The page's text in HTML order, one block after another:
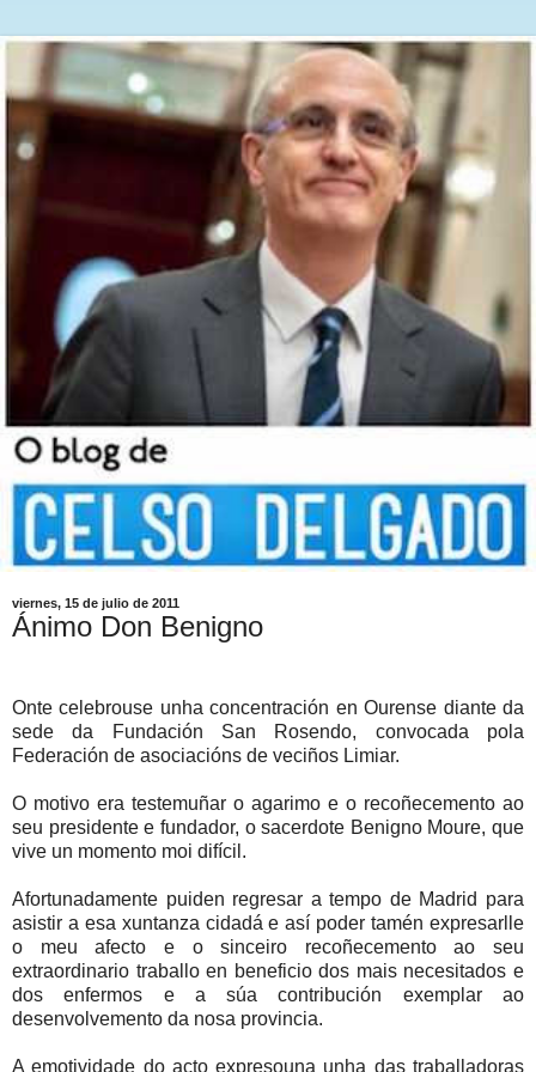
viernes, 15 de julio de 2011
Ánimo Don Benigno
Onte celebrouse unha concentración en Ourense diante da
sede da Fundación San Rosendo, convocada pola
Federación de asociacións de veciños Limiar.
O motivo era testemuñar o agarimo e o recoñecemento ao
seu presidente e fundador, o sacerdote Benigno Moure, que
vive un momento moi difícil.
Afortunadamente puiden regresar a tempo de Madrid para
asistir a esa xuntanza cidadá e así poder tamén expresarlle
o meu afecto e o sinceiro recoñecemento ao seu
extraordinario traballo en beneficio dos mais necesitados e
dos enfermos e a súa contribución exemplar ao
desenvolvemento da nosa provincia.
A emotividade do acto expresouna unha das traballadoras